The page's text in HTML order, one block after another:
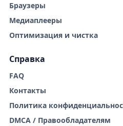
Браузеры
Медиаплееры
Оптимизация и чистка
Справка
FAQ
Контакты
Политика
DMCA / Правообладателям